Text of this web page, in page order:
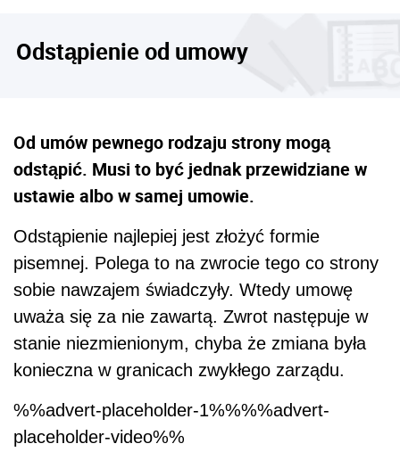
Odstąpienie od umowy
Od umów pewnego rodzaju strony mogą
odstąpić. Musi to być jednak przewidziane w
ustawie albo w samej umowie.
Odstąpienie najlepiej jest złożyć formie
pisemnej. Polega to na zwrocie tego co strony
sobie nawzajem świadczyły. Wtedy umowę
uważa się za nie zawartą. Zwrot następuje w
stanie niezmienionym, chyba że zmiana była
konieczna w granicach zwykłego zarządu.
%%advert-placeholder-1%%%%advert-
placeholder-video%%